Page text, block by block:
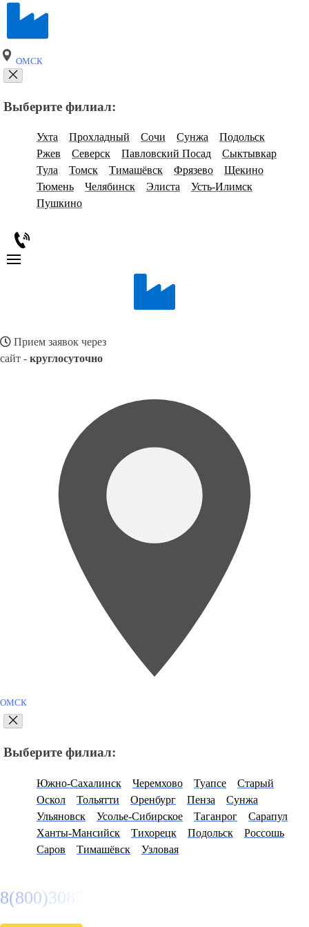
ОМСК
Выберите филиал:
Ухта Прохладный Сочи Сунжа
Подольск
Ржев
Северск Павловский Посад
Сыктывкар
Тула
Томск Тимашёвск Фрязево
Щекино
Тюмень
Челябинск Элиста
Усть-Илимск
Пушкино
Прием заявок через
сайт - круглосуточно
ОМСК
Выберите филиал:
Южно-Сахалинск Черемхово Туапсе
Старый
Оскол
Тольятти Оренбург Пенза
Сунжа
Ульяновск
Усолье-Сибирское Таганрог
Сарапул
Ханты-Мансийск
Тихорецк Подольск
Россошь
Саров
Тимашёвск Узловая
8(800)3085303